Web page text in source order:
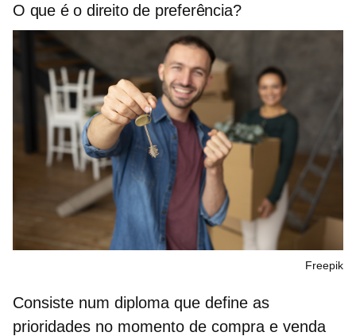
O que é o direito de preferência?
Freepik
Consiste num diploma que define as
prioridades no momento de compra e venda